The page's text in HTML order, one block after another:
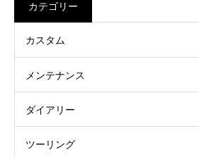
カテゴリー
カスタム
メンテナンス
ダイアリー
ツーリング